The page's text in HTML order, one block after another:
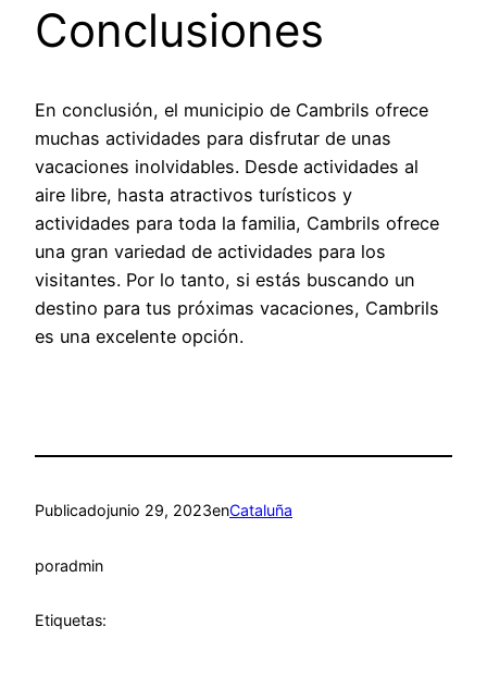
Conclusiones
En conclusión, el municipio de Cambrils ofrece
muchas actividades para disfrutar de unas
vacaciones inolvidables. Desde actividades al
aire libre, hasta atractivos turísticos y
actividades para toda la familia, Cambrils ofrece
una gran variedad de actividades para los
visitantes. Por lo tanto, si estás buscando un
destino para tus próximas vacaciones, Cambrils
es una excelente opción.
Publicadojunio 29, 2023enCataluña
poradmin
Etiquetas: